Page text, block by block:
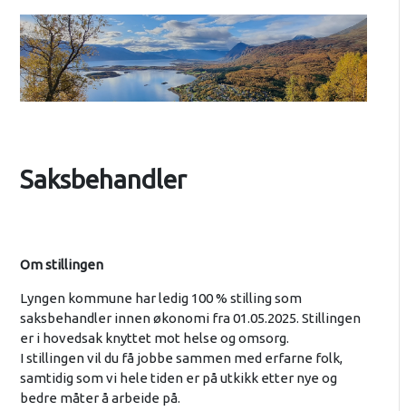
Saksbehandler
Om stillingen
Lyngen kommune har ledig 100 % stilling som
saksbehandler innen økonomi fra 01.05.2025. Stillingen
er i hovedsak knyttet mot helse og omsorg.
I stillingen vil du få jobbe sammen med erfarne folk,
samtidig som vi hele tiden er på utkikk etter nye og
bedre måter å arbeide på.